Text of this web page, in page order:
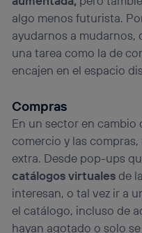
algo menos futurista.
ayudarnos a mudarnos,
una tarea como la de
encajen en el espacio
Compras
En un sector en
comercio y las
extra. Desde pop-ups
catálogos virtualesde
interesan, o tal vez ir a
el catálogo, incluso de
hayan agotado o solo